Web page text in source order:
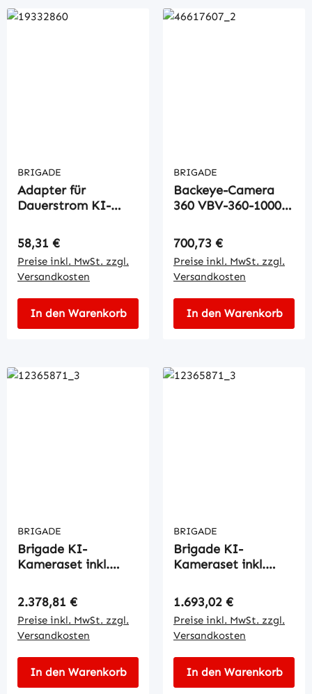
BRIGADE
Adapter für
Dauerstrom KI-
Regulärer Preis:
58,31 €
Preise inkl. MwSt. zzgl.
Versandkosten
In den Warenkorb
BRIGADE
Backeye-Camera
360 VBV-360-1000-
Regulärer Preis:
700,73 €
Preise inkl. MwSt. zzgl.
Versandkosten
In den Warenkorb
BRIGADE
Brigade KI-
Kameraset inkl.
Regulärer Preis:
2.378,81 €
Preise inkl. MwSt. zzgl.
Versandkosten
In den Warenkorb
BRIGADE
Brigade KI-
Kameraset inkl.
Regulärer Preis:
1.693,02 €
Preise inkl. MwSt. zzgl.
Versandkosten
In den Warenkorb